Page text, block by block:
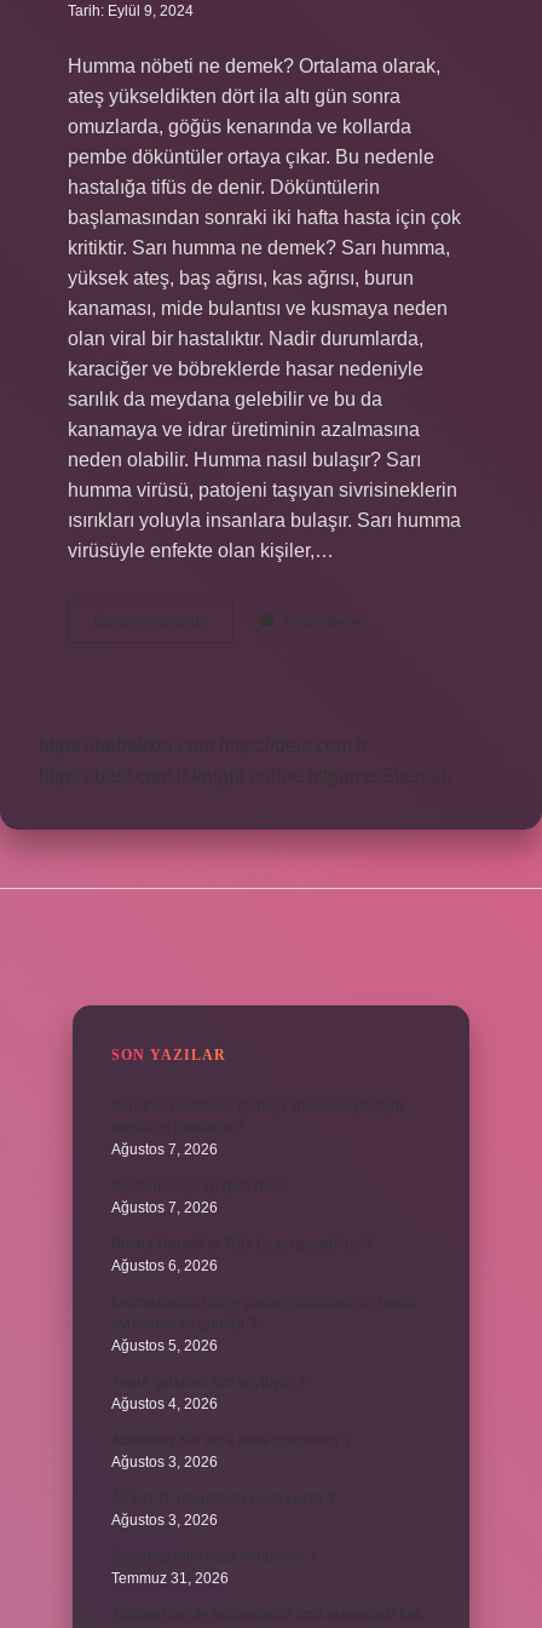
Tarih: Eylül 9, 2024
Humma nöbeti ne demek? Ortalama olarak,
ateş yükseldikten dört ila altı gün sonra
omuzlarda, göğüs kenarında ve kollarda
pembe döküntüler ortaya çıkar. Bu nedenle
hastalığa tifüs de denir. Döküntülerin
başlamasından sonraki iki hafta hasta için çok
kritiktir. Sarı humma ne demek? Sarı humma,
yüksek ateş, baş ağrısı, kas ağrısı, burun
kanaması, mide bulantısı ve kusmaya neden
olan viral bir hastalıktır. Nadir durumlarda,
karaciğer ve böbreklerde hasar nedeniyle
sarılık da meydana gelebilir ve bu da
kanamaya ve idrar üretiminin azalmasına
neden olabilir. Humma nasıl bulaşır? Sarı
humma virüsü, patojeni taşıyan sivrisineklerin
ısırıkları yoluyla insanlara bulaşır. Sarı humma
virüsüyle enfekte olan kişiler,…
Devamını okuyun
Hummaya
Yakalanmak
Yorum Bırak
https://bebekkia.com
https://beis.com.tr
https://basi.com.tr
knight online nttgame Sitemap
SON YAZILAR
Ağustos 7, 2026
Ağustos 7, 2026
Ağustos 6, 2026
Ağustos 5, 2026
Ağustos 4, 2026
Ağustos 3, 2026
Ağustos 3, 2026
Temmuz 31, 2026